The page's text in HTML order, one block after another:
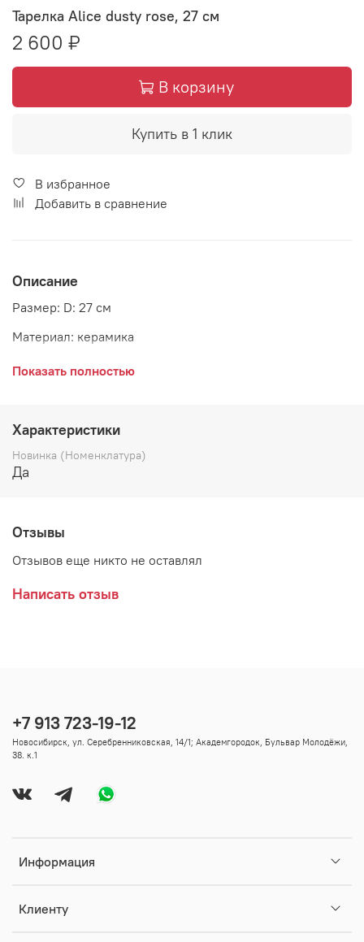
Тарелка Alice dusty rose, 27 см
2 600 ₽
В корзину
Купить в 1 клик
В избранное
Добавить в сравнение
Описание
Размер: D: 27 см
Материал: керамика
Страна: Дания
Показать полностью
Характеристики
Новинка (Номенклатура)
Да
Отзывы
Отзывов еще никто не оставлял
Написать отзыв
Информация
Клиенту
+7 913 723-19-12
Новосибирск, ул. Серебренниковская, 14/1; Академгородок, Бульвар Молодёжи,
38. к.1